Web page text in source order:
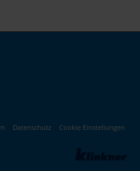
Datenschutz Cookie Einstellungen